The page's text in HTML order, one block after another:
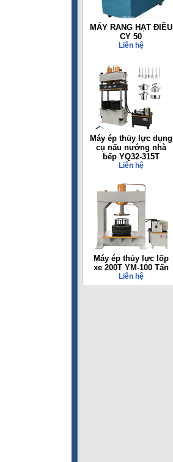
MÁY RANG HẠT ĐIỀU
CY 50
Liên hệ
Máy ép thủy lực dụng
cụ nấu nướng nhà
bếp YQ32-315T
Liên hệ
Máy ép thủy lực lốp
xe 200T YM-100 Tấn
Liên hệ